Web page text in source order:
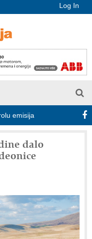
Log In
Proizvodnja
dalo